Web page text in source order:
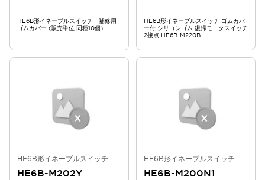
HE6B形イネーブルスイッチ 補修用
ゴムカバー (販売単位 同種10個）
HE6B形イネーブルスイッチ ゴムカバ
ー付 シリコンゴム 復帰モニタスイッチ
2接点 HE6B-M220B
HE6B形イネーブルスイッチ
HE6B-M202Y
HE6B形イネーブルスイッチ
HE6B-M200N1